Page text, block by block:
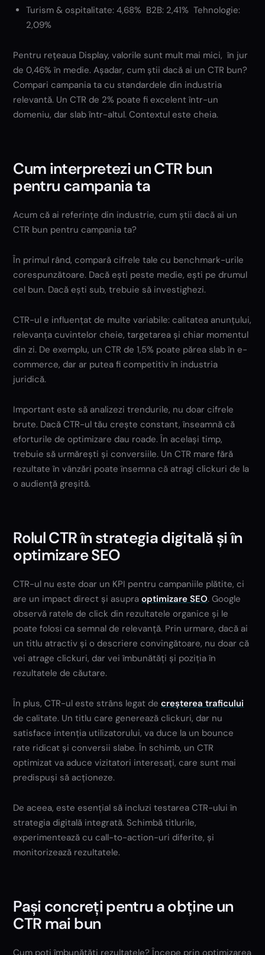
Turism & ospitalitate: 4,68% B2B: 2,41% Tehnologie:
2,09%
Pentru rețeaua Display, valorile sunt mult mai mici, în jur
de 0,46% în medie. Așadar, cum știi dacă ai un CTR bun?
Compari campania ta cu standardele din industria
relevantă. Un CTR de 2% poate fi excelent într-un
domeniu, dar slab într-altul. Contextul este cheia.
Cum interpretezi un CTR bun
pentru campania ta
Acum că ai referințe din industrie, cum știi dacă ai un
CTR bun pentru campania ta?
În primul rând, compară cifrele tale cu benchmark-urile
corespunzătoare. Dacă ești peste medie, ești pe drumul
cel bun. Dacă ești sub, trebuie să investighezi.
CTR-ul e influențat de multe variabile: calitatea anunțului,
relevanța cuvintelor cheie, targetarea și chiar momentul
din zi. De exemplu, un CTR de 1,5% poate părea slab în e-
commerce, dar ar putea fi competitiv în industria
juridică.
Important este să analizezi trendurile, nu doar cifrele
brute. Dacă CTR-ul tău crește constant, înseamnă că
eforturile de optimizare dau roade. În același timp,
trebuie să urmărești și conversiile. Un CTR mare fără
rezultate în vânzări poate însemna că atragi clickuri de la
o audiență greșită.
Rolul CTR în strategia digitală și în
optimizare SEO
CTR-ul nu este doar un KPI pentru campaniile plătite, ci
are un impact direct și asupraoptimizare SEO. Google
observă ratele de click din rezultatele organice și le
poate folosi ca semnal de relevanță. Prin urmare, dacă ai
un titlu atractiv și o descriere convingătoare, nu doar că
vei atrage clickuri, dar vei îmbunătăți și poziția în
rezultatele de căutare.
În plus, CTR-ul este strâns legat decreșterea traficului
de calitate. Un titlu care generează clickuri, dar nu
satisface intenția utilizatorului, va duce la un bounce
rate ridicat și conversii slabe. În schimb, un CTR
optimizat va aduce vizitatori interesați, care sunt mai
predispuși să acționeze.
De aceea, este esențial să incluzi testarea CTR-ului în
strategia digitală integrată. Schimbă titlurile,
experimentează cu call-to-action-uri diferite, și
monitorizează rezultatele.
Pași concreți pentru a obține un
CTR mai bun